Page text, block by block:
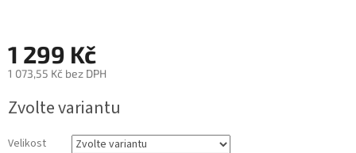
1 299 Kč
1 073,55 Kč bez DPH
cena:
Zvolte variantu
Velikost